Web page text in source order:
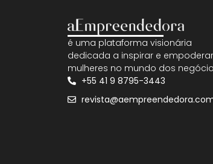
é uma plataforma visionária
dedicada a inspirar e empoderar
mulheres no mundo dos
+55 41 9 8795-3443